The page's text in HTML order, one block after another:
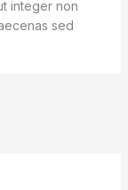
integer non
sed